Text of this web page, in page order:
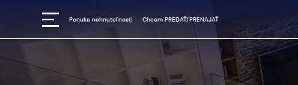
Ponuka nehnuteľnosti Chcem PREDAŤ/PRENAJAŤ